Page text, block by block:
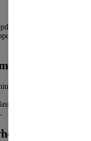
fra kunder tilknyttet
fra alle typer kunder
kapittel 24 og 14
1, 2 og 3, og i tillegg
kontroll